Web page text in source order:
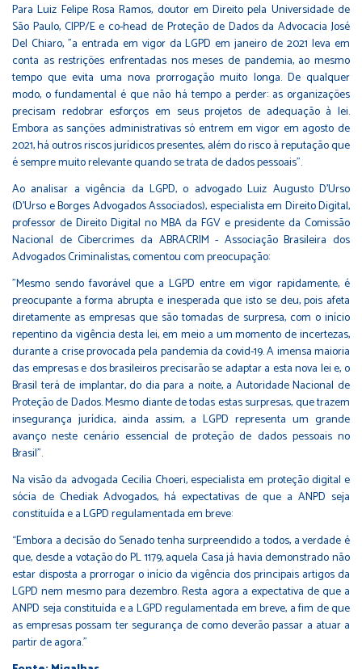
Para Luiz Felipe Rosa Ramos, doutor em Direito pela Universidade de
São Paulo, CIPP/E e co-head de Proteção de Dados da Advocacia José
Del Chiaro, "a entrada em vigor da LGPD em janeiro de 2021 leva em
conta as restrições enfrentadas nos meses de pandemia, ao mesmo
tempo que evita uma nova prorrogação muito longa. De qualquer
modo, o fundamental é que não há tempo a perder: as organizações
precisam redobrar esforços em seus projetos de adequação à lei.
Embora as sanções administrativas só entrem em vigor em agosto de
2021, há outros riscos jurídicos presentes, além do risco à reputação que
é sempre muito relevante quando se trata de dados pessoais".
Ao analisar a vigência da LGPD, o advogado Luiz Augusto D’Urso
(D'Urso e Borges Advogados Associados), especialista em Direito Digital,
professor de Direito Digital no MBA da FGV e presidente da Comissão
Nacional de Cibercrimes da ABRACRIM - Associação Brasileira dos
Advogados Criminalistas, comentou com preocupação:
"Mesmo sendo favorável que a LGPD entre em vigor rapidamente, é
preocupante a forma abrupta e inesperada que isto se deu, pois afeta
diretamente as empresas que são tomadas de surpresa, com o início
repentino da vigência desta lei, em meio a um momento de incertezas,
durante a crise provocada pela pandemia da covid-19. A imensa maioria
das empresas e dos brasileiros precisarão se adaptar a esta nova lei e, o
Brasil terá de implantar, do dia para a noite, a Autoridade Nacional de
Proteção de Dados. Mesmo diante de todas estas surpresas, que trazem
insegurança jurídica, ainda assim, a LGPD representa um grande
avanço neste cenário essencial de proteção de dados pessoais no
Brasil”.
Na visão da advogada Cecilia Choeri, especialista em proteção digital e
sócia de Chediak Advogados, há expectativas de que a ANPD seja
constituída e a LGPD regulamentada em breve:
“Embora a decisão do Senado tenha surpreendido a todos, a verdade é
que, desde a votação do PL 1179, aquela Casa já havia demonstrado não
estar disposta a prorrogar o início da vigência dos principais artigos da
LGPD nem mesmo para dezembro. Resta agora a expectativa de que a
ANPD seja constituída e a LGPD regulamentada em breve, a fim de que
as empresas possam ter segurança de como deverão passar a atuar a
partir de agora.”